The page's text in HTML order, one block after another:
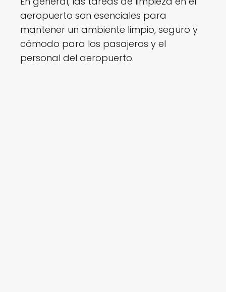
aeropuerto son esenciales para
mantener un ambiente limpio, seguro y
cómodo para los pasajeros y el
personal del aeropuerto.